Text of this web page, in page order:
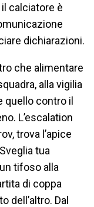
calciatore è
dichiarazioni.
che alimentare
alla vigilia
quello contro il
L’escalation
trova l’apice
tua
tifoso alla
di coppa
dell’altro. Dal